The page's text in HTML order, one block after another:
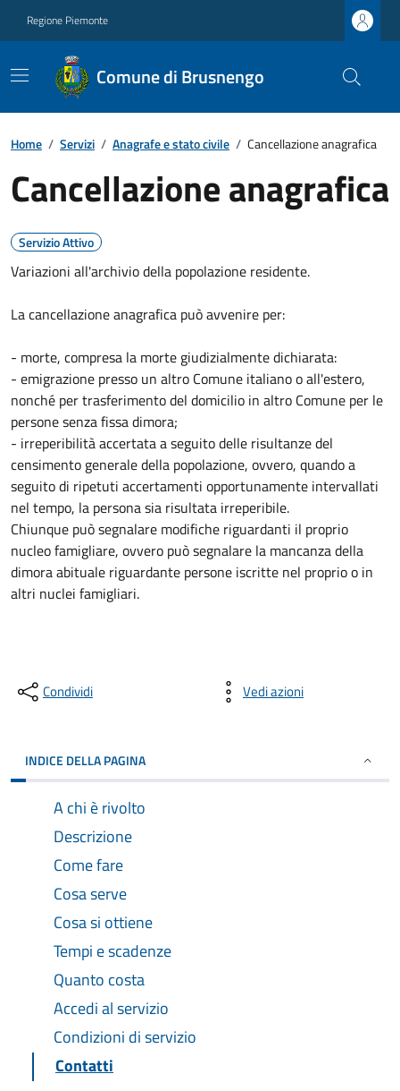
Regione Piemonte
Comune di Brusnengo
Home / Servizi / Anagrafe e stato civile / Cancellazione anagrafica
Cancellazione anagrafica
Servizio Attivo
Variazioni all'archivio della popolazione residente.
La cancellazione anagrafica può avvenire per:
- morte, compresa la morte giudizialmente dichiarata:
- emigrazione presso un altro Comune italiano o all'estero,
nonché per trasferimento del domicilio in altro Comune per le
persone senza fissa dimora;
- irreperibilità accertata a seguito delle risultanze del
censimento generale della popolazione, ovvero, quando a
seguito di ripetuti accertamenti opportunamente intervallati
nel tempo, la persona sia risultata irreperibile.
Chiunque può segnalare modifiche riguardanti il proprio
nucleo famigliare, ovvero può segnalare la mancanza della
dimora abituale riguardante persone iscritte nel proprio o in
altri nuclei famigliari.
Condividi Vedi azioni
INDICE DELLA PAGINA
A chi è rivolto
Descrizione
Come fare
Cosa serve
Cosa si ottiene
Tempi e scadenze
Quanto costa
Accedi al servizio
Condizioni di servizio
Contatti